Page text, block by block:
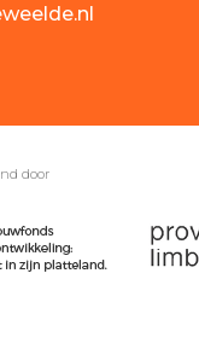
door